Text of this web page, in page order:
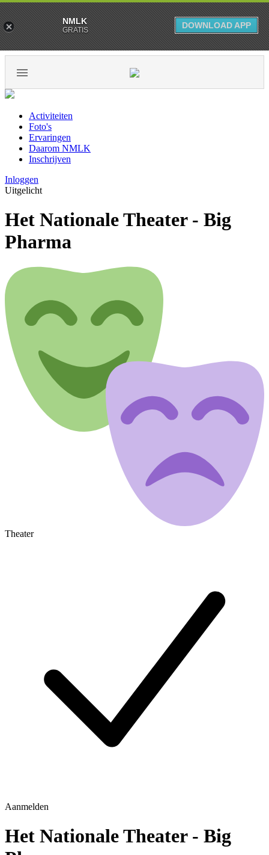
Activiteiten
Foto's
Ervaringen
Daarom NMLK
Inschrijven
Inloggen
Uitgelicht
Het Nationale Theater - Big
Pharma
Theater
Aanmelden
Het Nationale Theater - Big
NMLK
GRATIS DOWNLOAD APP